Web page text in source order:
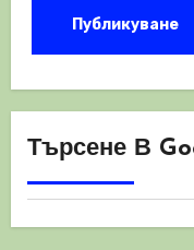
Търсене В